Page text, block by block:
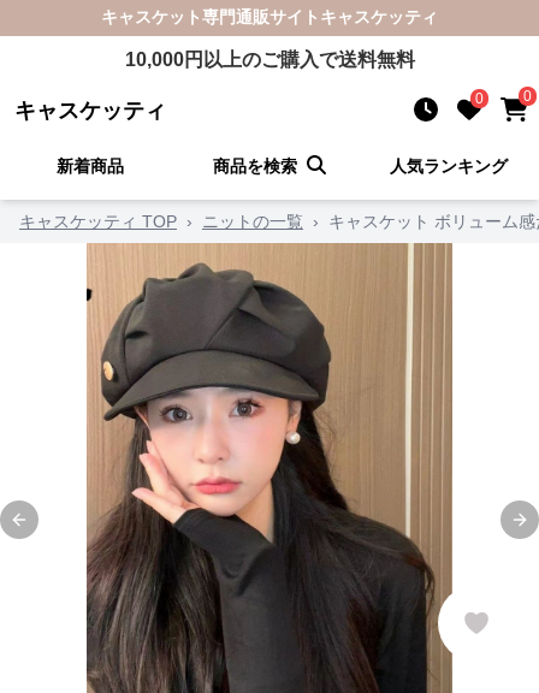
キャスケット専門通販サイト キャスケッティ
10,000円以上のご購入で送料無料
キャスケッティ 0 0
新着商品 商品を検索 人気ランキング
キャスケッティ TOP › ニットの一覧 › キャスケット ボリューム
Previous slide